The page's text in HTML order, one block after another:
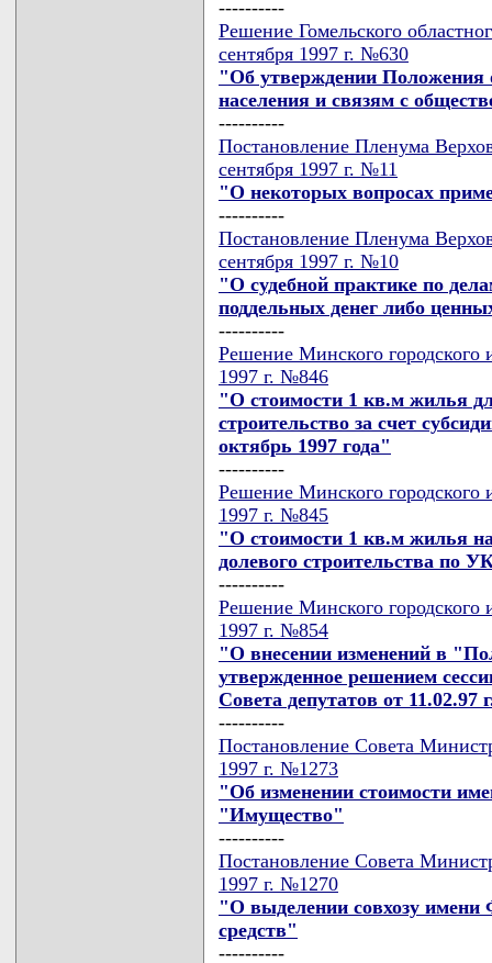
----------
Решение Гомельского
сентября 1997 г. №630
"Об утверждении Положения
населения и связям с
----------
Постановление Пленума
сентября 1997 г. №11
"О некоторых вопросах
----------
Постановление Пленума
сентября 1997 г. №10
"О судебной практике по
поддельных денег либо
----------
Решение Минского городского
1997 г. №846
"О стоимости 1 кв.м жилья
строительство за счет
октябрь 1997 года"
----------
Решение Минского городского
1997 г. №845
"О стоимости 1 кв.м жилья
долевого строительства по
----------
Решение Минского городского
1997 г. №854
"О внесении изменений в
утвержденное решением
Совета депутатов от 11.02.97
----------
Постановление Совета
1997 г. №1273
"Об изменении стоимости
"Имущество"
----------
Постановление Совета
1997 г. №1270
"О выделении совхозу имени
средств"
----------